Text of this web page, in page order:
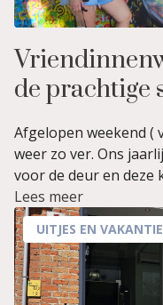
de prachtige
Afgelopen weekend (
weer zo ver. Ons
voor de deur en deze
Lees meer
UITJES EN VAKANTIE